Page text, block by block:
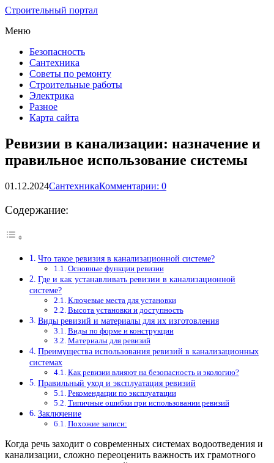
Строительный портал
Меню
Безопасность
Сантехника
Советы по ремонту
Строительные работы
Электрика
Разное
Карта сайта
Ревизии в канализации: назначение и
правильное использование системы
01.12.2024СантехникаКомментарии: 0
Содержание:
Что такое ревизия в канализационной системе?
Основные функции ревизии
Где и как устанавливать ревизии в канализационной
системе?
Ключевые места для установки
Высота установки и доступность
Виды ревизий и материалы для их изготовления
Виды по форме и конструкции
Материалы для ревизий
Преимущества использования ревизий в канализационных
системах
Как ревизии влияют на безопасность и экологию?
Правильный уход и эксплуатация ревизий
Рекомендации по эксплуатации
Типичные ошибки при использовании ревизий
Заключение
Похожие записи:
Когда речь заходит о современных системах водоотведения и
канализации, сложно переоценить важность их грамотного